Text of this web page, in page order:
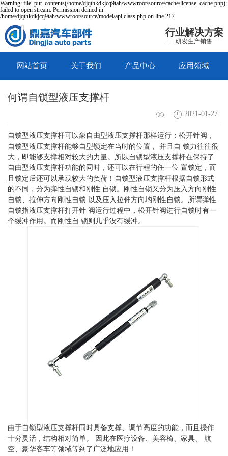
Warning: file_put_contents(/home/djqthkdkjcq9tah/wwwroot/source/cache/license_cache.php):
failed to open stream: Permission denied in
/home/djqthkdkjcq9tah/wwwroot/source/model/api.class.php on line 217
行业解决方案
-----研发生产销售
网站首页 关于我们 产品中心 应用领域
何谓自锁型液压支撑杆
2021-01-27
自锁型液压支撑杆可以象自由型液压支撑杆那样运行；松开针阀，
自锁型液压支撑杆能够自型锁定在当时的位置， 并且自 锁力往往很
大，即能够支撑相对较大的力量。所以自锁型液压支撑杆在保持了
自由型液压支撑杆功能的同时，还可以在行程的任一位 置锁定，而
且锁定后还可以承载较大的负荷！自锁型液压支撑杆根据自锁形式
的不同，分为弹性自锁和刚性 自锁。刚性自锁又分为压入方向刚性
自锁、拉伸方向刚性自锁 以及压入拉伸方向均刚性自锁。所谓弹性
自锁指液压支撑杆打开针 阀运行过程中，松开针阀进行自锁时有一
个缓冲作用。而刚性自 锁则几乎没有缓冲。
由于自锁型液压支撑杆同时具备支撑、调节高度的功能，而且操作
十分灵活，结构相对简单。 因此在医疗设备、美容椅、家具、 航
空、豪华客车等领域等到了广泛地应用！